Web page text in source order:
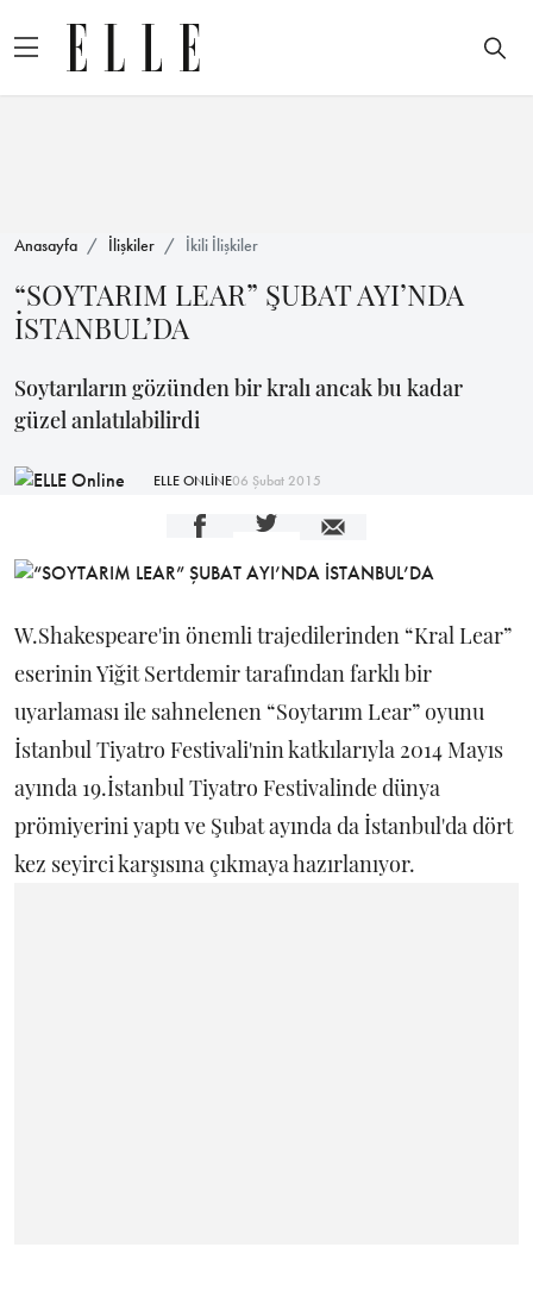
Anasayfa İlişkiler İkili İlişkiler
“SOYTARIM LEAR” ŞUBAT AYI’NDA
İSTANBUL’DA
Soytarıların gözünden bir kralı ancak bu kadar
güzel anlatılabilirdi
ELLE ONLİNE06 Şubat 2015
W.Shakespeare'in önemli trajedilerinden “Kral Lear”
eserinin Yiğit Sertdemir tarafından farklı bir
uyarlaması ile sahnelenen “Soytarım Lear” oyunu
İstanbul Tiyatro Festivali'nin katkılarıyla 2014 Mayıs
ayında 19.İstanbul Tiyatro Festivalinde dünya
prömiyerini yaptı ve Şubat ayında da İstanbul'da dört
kez seyirci karşısına çıkmaya hazırlanıyor.